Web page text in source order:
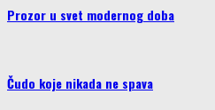
Prozor u svet modernog doba
Čudo koje nikada ne spava